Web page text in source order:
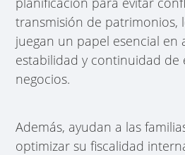
transmisión de patrimonios,
juegan un papel esencial en
estabilidad y continuidad de
negocios.
Además, ayudan a las
optimizar su fiscalidad